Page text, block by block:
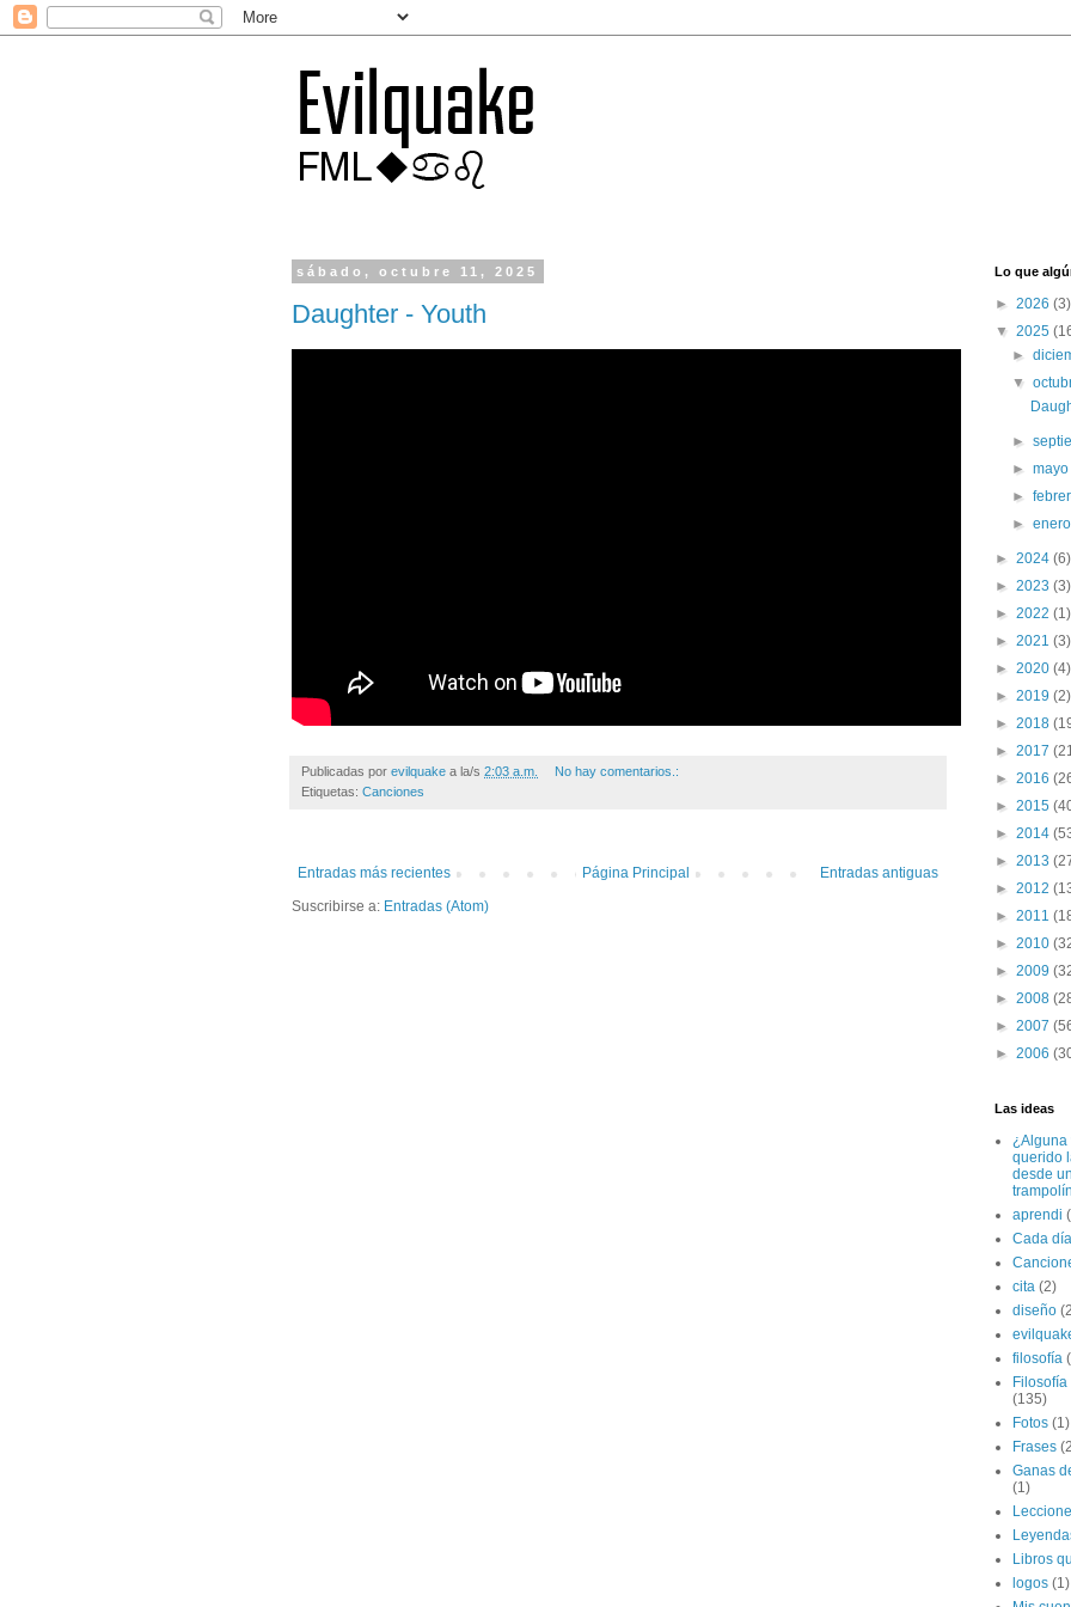
sábado, octubre 11, 2025
Daughter - Youth
Publicadas por evilquake a la/s 2:03 a.m.
No hay comentarios.:
Etiquetas: Canciones
Entradas más recientes Entradas antiguas
Página Principal
Suscribirse a: Entradas (Atom)
Lo que
► 2026 (3)
▼ 2025
►
▼
►
►
►
►
► 2024 (6)
► 2023 (3)
► 2022 (1)
► 2021 (3)
► 2020 (4)
► 2019 (2)
► 2018
► 2017
► 2016
► 2015
► 2014
► 2013
► 2012
► 2011
► 2010
► 2009
► 2008
► 2007
► 2006
Las ideas
¿Alguna
querido
desde un
aprendi
Cada día
cita (2)
diseño
filosofía
(135)
Fotos (1)
Frases
Ganas
(1)
Libros
logos (1)